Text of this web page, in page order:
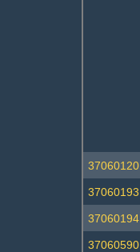
37060120
37060193
37060194
37060590